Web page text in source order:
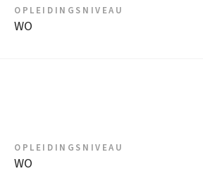
OPLEIDINGSNIVEAU
WO
OPLEIDINGSNIVEAU
WO